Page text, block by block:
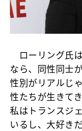
ローリング氏
なら、同性同士
性別がリアルじ
性たちが生きて
私はトランスジ
いるし、大好き